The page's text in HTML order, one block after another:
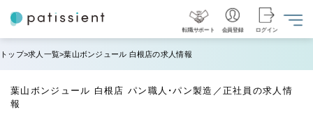
転職サポート 会員登録 ログイン
トップ 求人一覧 葉山ボンジュール 白根店の求人情報
葉山ボンジュール 白根店 パン職人・パン製造／正社員の求人情
報